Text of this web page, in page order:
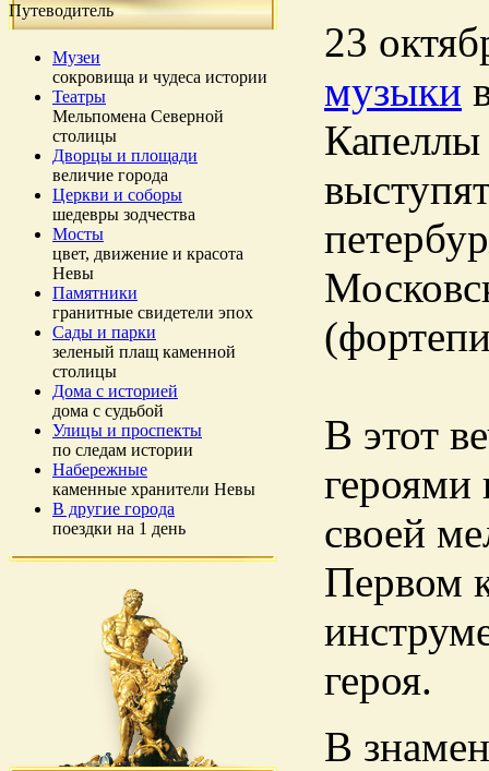
Путеводитель
Музеи
сокровища и чудеса истории
Театры
Мельпомена Северной
столицы
Дворцы и площади
величие города
Церкви и соборы
шедевры зодчества
Мосты
цвет, движение и красота
Невы
Памятники
гранитные свидетели эпох
Сады и парки
зеленый плащ каменной
столицы
Дома с историей
дома с судьбой
Улицы и проспекты
по следам истории
Набережные
каменные хранители Невы
В другие города
поездки на 1 день
23
музыки
В этот
героями
своей
Первом
героя.
В